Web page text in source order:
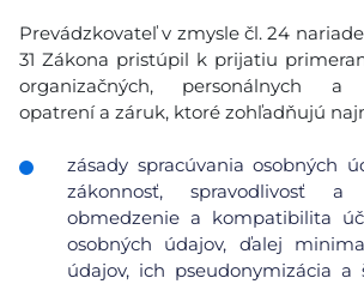
Prevádzkovateľ v zmysle čl. 24
31 Zákona pristúpil k prijatiu
organizačných, personálnych a
opatrení a záruk, ktoré zohľadňujú
zásady spracúvania osobných
zákonnosť, spravodlivosť a
obmedzenie a kompatibilita
osobných údajov, ďalej
údajov, ich pseudonymizácia a